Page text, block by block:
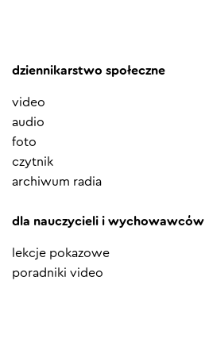
dziennikarstwo społeczne
video
audio
foto
czytnik
archiwum radia
dla nauczycieli i wychowawców
lekcje pokazowe
poradniki video